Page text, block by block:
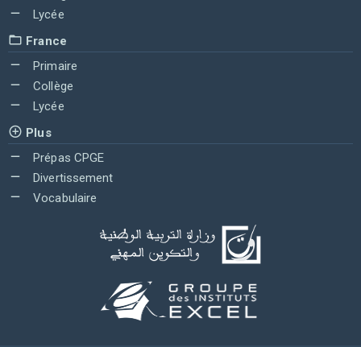
Lycée
France
Primaire
Collège
Lycée
Plus
Prépas CPGE
Divertissement
Vocabulaire